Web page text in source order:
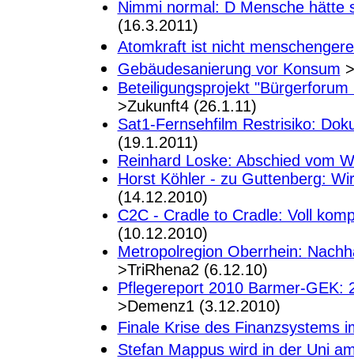
Nimmi normal: D Mensche hätte
(16.3.2011)
Atomkraft ist nicht
Gebäudesanierung vor Konsum
Beteiligungsprojekt
>Zukunft4 (26.1.11)
Sat1-Fernsehfilm Restrisiko:
(19.1.2011)
Reinhard Loske: Abschied vom
Horst Köhler - zu Guttenberg:
(14.12.2010)
C2C - Cradle to Cradle: Voll
(10.12.2010)
Metropolregion Oberrhein:
>TriRhena2 (6.12.10)
Pflegereport 2010 Barmer-GEK:
>Demenz1 (3.12.2010)
Finale Krise des Finanzsystems
Stefan Mappus wird in der Uni